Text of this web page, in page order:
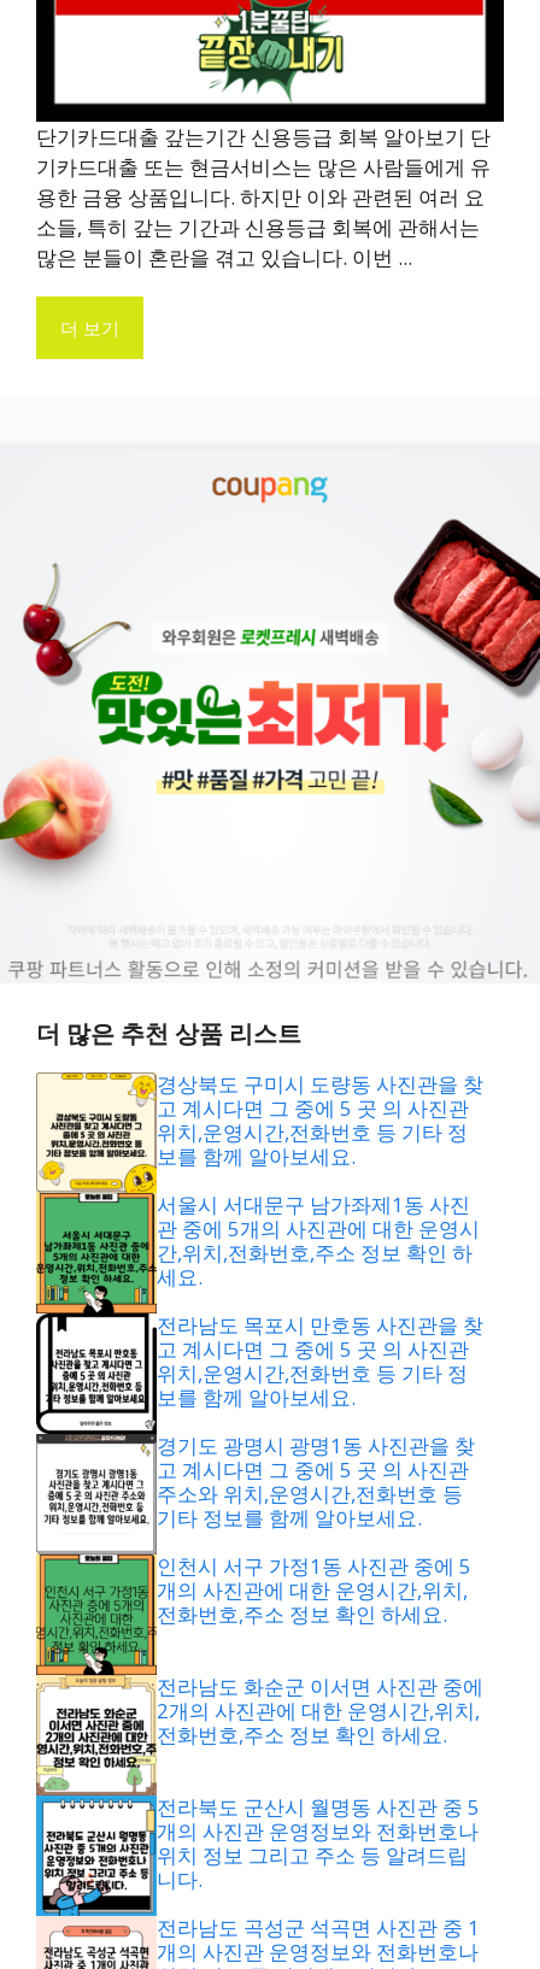
단기카드대출 갚는기간 신용등급 회복 알아보기 단
기카드대출 또는 현금서비스는 많은 사람들에게 유
용한 금융 상품입니다. 하지만 이와 관련된 여러 요
소들, 특히 갚는 기간과 신용등급 회복에 관해서는
많은 분들이 혼란을 겪고 있습니다. 이번 ...
더 보기
더 많은 추천 상품 리스트
경상북도 구미시 도량동 사진관을 찾
고 계시다면 그 중에 5 곳 의 사진관
위치,운영시간,전화번호 등 기타 정
보를 함께 알아보세요.
서울시 서대문구 남가좌제1동 사진
관 중에 5개의 사진관에 대한 운영시
간,위치,전화번호,주소 정보 확인 하
세요.
전라남도 목포시 만호동 사진관을 찾
고 계시다면 그 중에 5 곳 의 사진관
위치,운영시간,전화번호 등 기타 정
보를 함께 알아보세요.
경기도 광명시 광명1동 사진관을 찾
고 계시다면 그 중에 5 곳 의 사진관
주소와 위치,운영시간,전화번호 등
기타 정보를 함께 알아보세요.
인천시 서구 가정1동 사진관 중에 5
개의 사진관에 대한 운영시간,위치,
전화번호,주소 정보 확인 하세요.
전라남도 화순군 이서면 사진관 중에
2개의 사진관에 대한 운영시간,위치,
전화번호,주소 정보 확인 하세요.
전라북도 군산시 월명동 사진관 중 5
개의 사진관 운영정보와 전화번호나
위치 정보 그리고 주소 등 알려드립
니다.
전라남도 곡성군 석곡면 사진관 중 1
개의 사진관 운영정보와 전화번호나